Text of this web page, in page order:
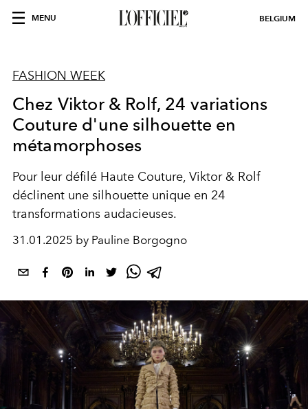
MENU BELGIUM
FASHION WEEK
Chez Viktor & Rolf, 24 variations
Couture d'une silhouette en
métamorphoses
Pour leur défilé Haute Couture, Viktor & Rolf
déclinent une silhouette unique en 24
transformations audacieuses.
31.01.2025 by Pauline Borgogno